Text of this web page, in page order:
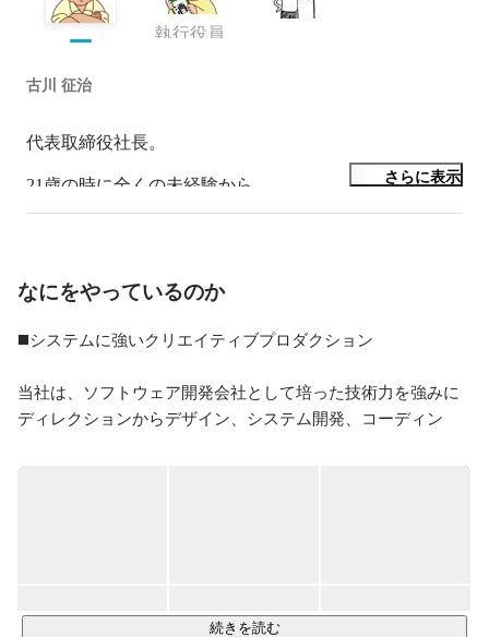
執行役員
古川 征治
代表取締役社長。
21歳の時に全くの未経験から、
オを設立。
さらに表示
なにをやっているのか
◼️システムに強いクリエイティブプロダクション
当社は、ソフトウェア開発会社として培った技術力を強みに
ディレクションからデザイン、システム開発、コーディン
ブプロダクションです。
続きを読む